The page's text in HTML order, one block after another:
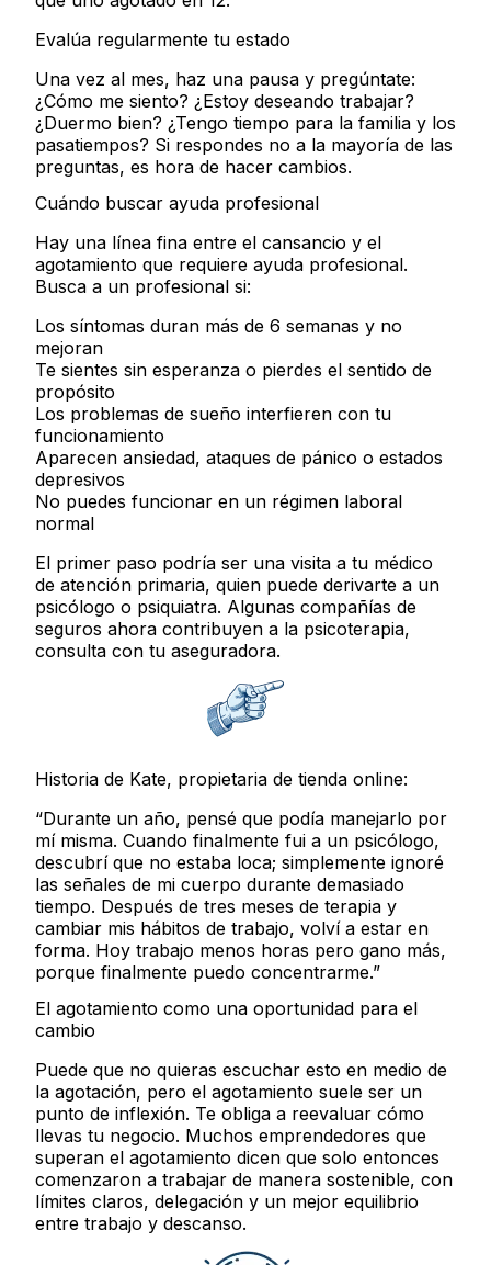
Evalúa regularmente tu estado
Una vez al mes, haz una pausa y pregúntate:
¿Cómo me siento? ¿Estoy deseando trabajar?
¿Duermo bien? ¿Tengo tiempo para la familia y los
pasatiempos? Si respondes no a la mayoría de las
preguntas, es hora de hacer cambios.
Cuándo buscar ayuda profesional
Hay una línea fina entre el cansancio y el
agotamiento que requiere ayuda profesional.
Busca a un profesional si:
Los síntomas duran más de 6 semanas y no
mejoran
Te sientes sin esperanza o pierdes el sentido de
propósito
Los problemas de sueño interfieren con tu
funcionamiento
Aparecen ansiedad, ataques de pánico o estados
depresivos
No puedes funcionar en un régimen laboral
normal
El primer paso podría ser una visita a tu médico
de atención primaria, quien puede derivarte a un
psicólogo o psiquiatra. Algunas compañías de
seguros ahora contribuyen a la psicoterapia,
consulta con tu aseguradora.
Historia de Kate, propietaria de tienda online:
“Durante un año, pensé que podía manejarlo por
mí misma. Cuando finalmente fui a un psicólogo,
descubrí que no estaba loca; simplemente ignoré
las señales de mi cuerpo durante demasiado
tiempo. Después de tres meses de terapia y
cambiar mis hábitos de trabajo, volví a estar en
forma. Hoy trabajo menos horas pero gano más,
porque finalmente puedo concentrarme.”
El agotamiento como una oportunidad para el
cambio
Puede que no quieras escuchar esto en medio de
la agotación, pero el agotamiento suele ser un
punto de inflexión. Te obliga a reevaluar cómo
llevas tu negocio. Muchos emprendedores que
superan el agotamiento dicen que solo entonces
comenzaron a trabajar de manera sostenible, con
límites claros, delegación y un mejor equilibrio
entre trabajo y descanso.